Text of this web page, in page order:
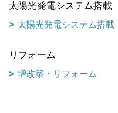
太陽光発電システム搭載
太陽光発電システム搭載
リフォーム
増改築・リフォーム